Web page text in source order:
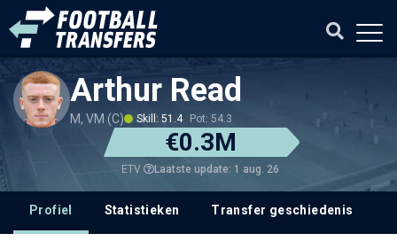
Arthur Read
M, VM (C) Skill: 51.4 Pot: 54.3
€0.3M
ETV Laatste update: 1 aug. 26
Profiel Statistieken Transfer geschiedenis